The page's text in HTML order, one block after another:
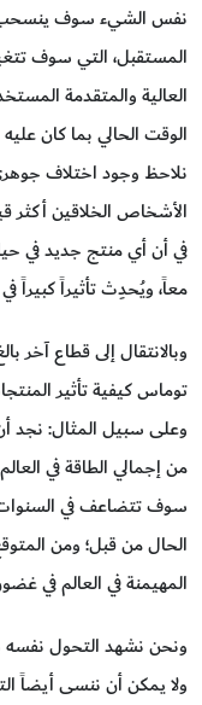
نفس الشيء سوف ينسحب
المستقبل، التي سوف
العالية والمتقدمة
الوقت الحالي بما كان
نلاحظ وجود اختلاف
الأشخاص الخلاقين أكثر
في أن أي منتج جديد في
معاً، ويُحدِث تأثيراً كبيراً
وبالانتقال إلى قطاع آخر
توماس كيفية تأثير
من إجمالي الطاقة في
سوف تتضاعف في السنوات
الحال من قبل؛ ومن
المهيمنة في العالم في
ونحن نشهد التحول نفسه
ولا يمكن أن ننسى أيضاً